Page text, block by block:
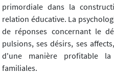
primordiale dans la
relation éducative. La
de réponses concernant le
pulsions, ses désirs, ses
d'une manière profitable
familiales.